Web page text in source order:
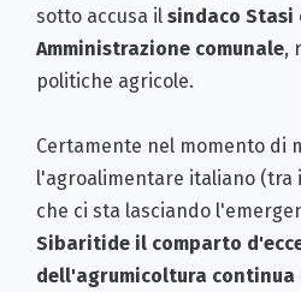
sotto accusa il sindaco Stasi
Amministrazione comunale,
politiche agricole.
Certamente nel momento di
l'agroalimentare italiano (tra
che ci sta lasciando
Sibaritide il comparto
dell'agrumicoltura continua